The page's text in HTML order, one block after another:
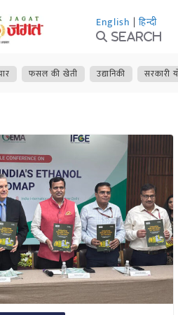
English | हिन्दी
Search
फसल की खेती उद्यानिकी सरकारी